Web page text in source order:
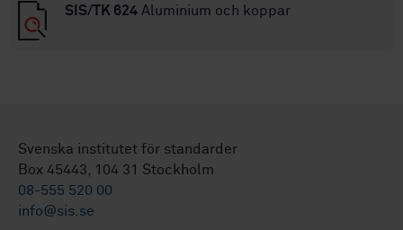
SIS/TK 624 Aluminium och koppar
Svenska institutet för standarder
Box 45443, 104 31 Stockholm
08-555 520 00
info@sis.se